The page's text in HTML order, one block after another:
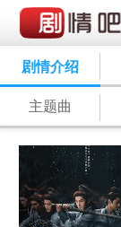
剧情介绍
主题曲